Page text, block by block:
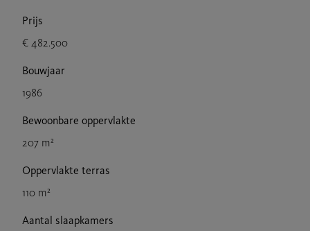
Prijs
€ 482.500
Bouwjaar
1986
Bewoonbare oppervlakte
207 m²
Oppervlakte terras
110 m²
Aantal slaapkamers